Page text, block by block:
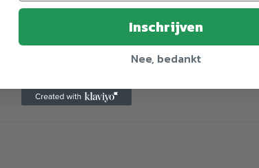
Inschrijven
Nee, bedankt